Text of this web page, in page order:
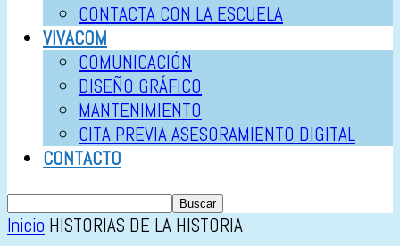
CONTACTA CON LA ESCUELA
VIVACOM
COMUNICACIÓN
DISEÑO GRÁFICO
MANTENIMIENTO
CITA PREVIA ASESORAMIENTO DIGITAL
CONTACTO
Inicio HISTORIAS DE LA HISTORIA